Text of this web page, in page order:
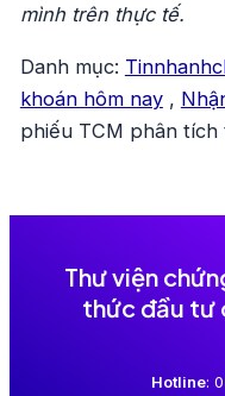
mình trên thực tế.
Danh mục:
khoán hôm nay,
phiếu TCM phân
Thư viện
thức đầu tư
Hotline: